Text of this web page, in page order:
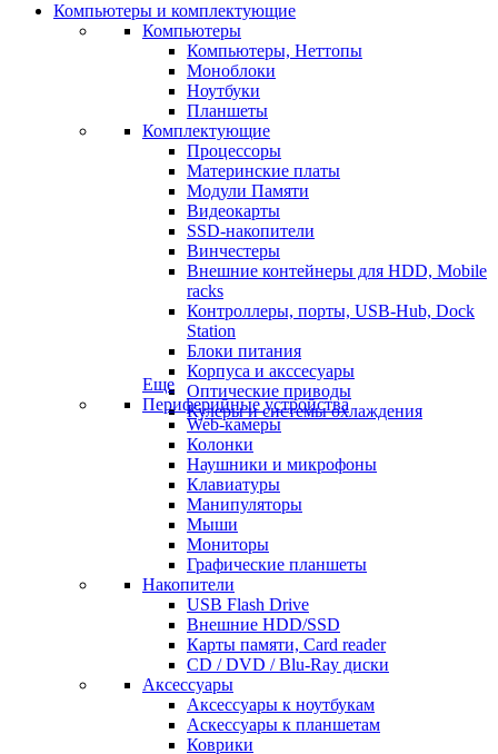
Компьютеры и комплектующие
Компьютеры
Компьютеры, Неттопы
Моноблоки
Ноутбуки
Планшеты
Комплектующие
Процессоры
Материнские платы
Модули Памяти
Видеокарты
SSD-накопители
Винчестеры
Внешние контейнеры для HDD, Mobile
racks
Контроллеры, порты, USB-Hub, Dock
Station
Блоки питания
Корпуса и акссесуары
Оптические приводы
Кулеры и системы охлаждения
Еще
Периферийные устройства
Web-камеры
Колонки
Наушники и микрофоны
Клавиатуры
Манипуляторы
Мыши
Мониторы
Графические планшеты
Накопители
USB Flash Drive
Внешние HDD/SSD
Карты памяти, Card reader
CD / DVD / Blu-Ray диски
Аксессуары
Аксессуары к ноутбукам
Аскессуары к планшетам
Коврики